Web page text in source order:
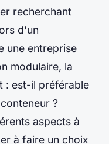
recherchant
d'un
une entreprise
modulaire, la
: est-il préférable
?
aspects à
à faire un choix